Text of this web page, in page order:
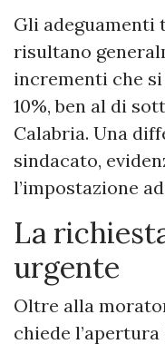
Gli
risultano
incrementi che
10%, ben al di
Calabria. Una
sindacato,
l’impostazione
La
urgente
Oltre alla
chiede